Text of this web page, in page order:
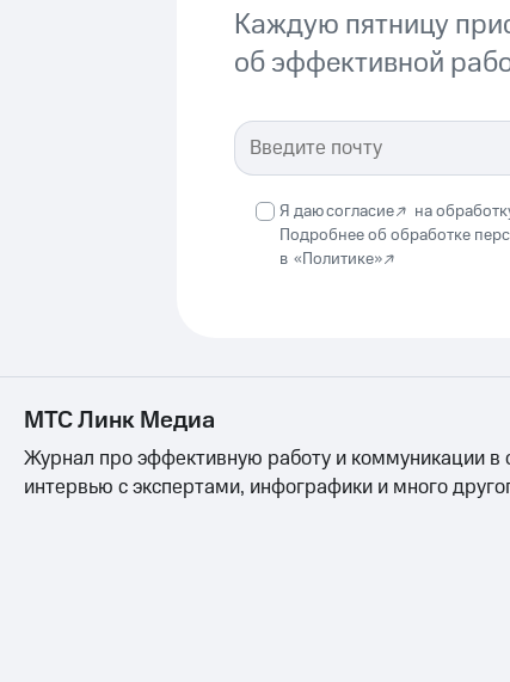
Каждую пятницу
об эффективной
Я даюсогласие
на
Подробнее об обработке
в «Политике»
МТС Линк Медиа
Журнал про эффективную работу и коммуникации в
интервью с экспертами, инфографики и много